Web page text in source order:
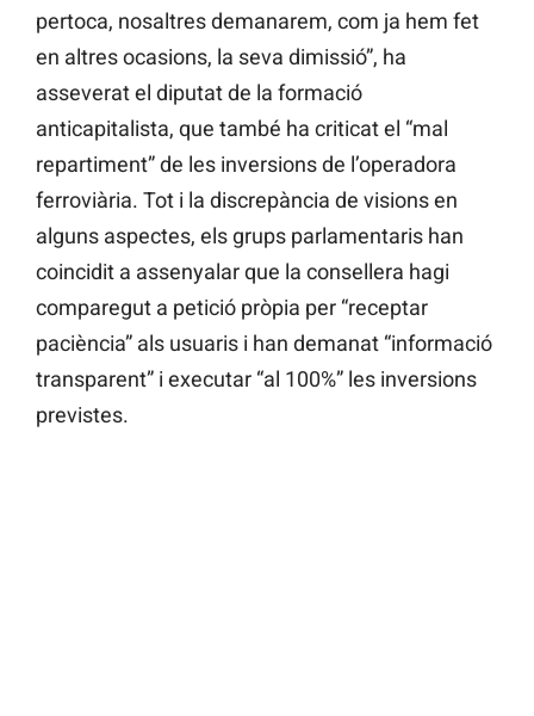
pertoca, nosaltres demanarem, com ja hem fet
en altres ocasions, la seva dimissió”, ha
asseverat el diputat de la formació
anticapitalista, que també ha criticat el “mal
repartiment” de les inversions de l’operadora
ferroviària. Tot i la discrepància de visions en
alguns aspectes, els grups parlamentaris han
coincidit a assenyalar que la consellera hagi
comparegut a petició pròpia per “receptar
paciència” als usuaris i han demanat “informació
transparent” i executar “al 100%” les inversions
previstes.